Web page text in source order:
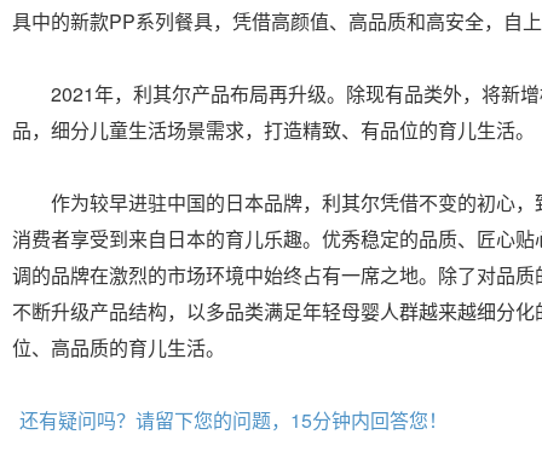
具中的新款PP系列餐具，凭借高颜值、高品质和高安全，自
2021年，利其尔产品布局再升级。除现有品类外，将新增
品，细分儿童生活场景需求，打造精致、有品位的育儿生活。
作为较早进驻中国的日本品牌，利其尔凭借不变的初心，
消费者享受到来自日本的育儿乐趣。优秀稳定的品质、匠心
调的品牌在激烈的市场环境中始终占有一席之地。除了对品
不断升级产品结构，以多品类满足年轻母婴人群越来越细分
位、高品质的育儿生活。
还有疑问吗？请留下您的问题，15分钟内回答您！